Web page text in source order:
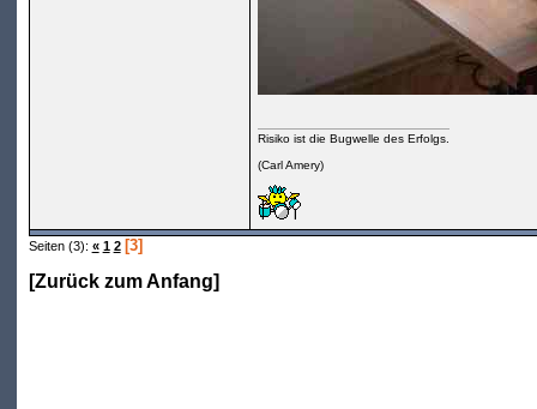
Risiko ist die Bugwelle des Erfolgs.
(Carl Amery)
Seiten (3): « 1 2 [3]
[Zurück zum Anfang]